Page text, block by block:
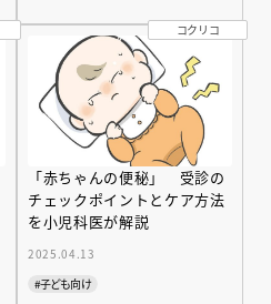
コクリコ
「赤ちゃんの便秘」 受診の
チェックポイントとケア方法
を小児科医が解説
2025.04.13
#子ども向け